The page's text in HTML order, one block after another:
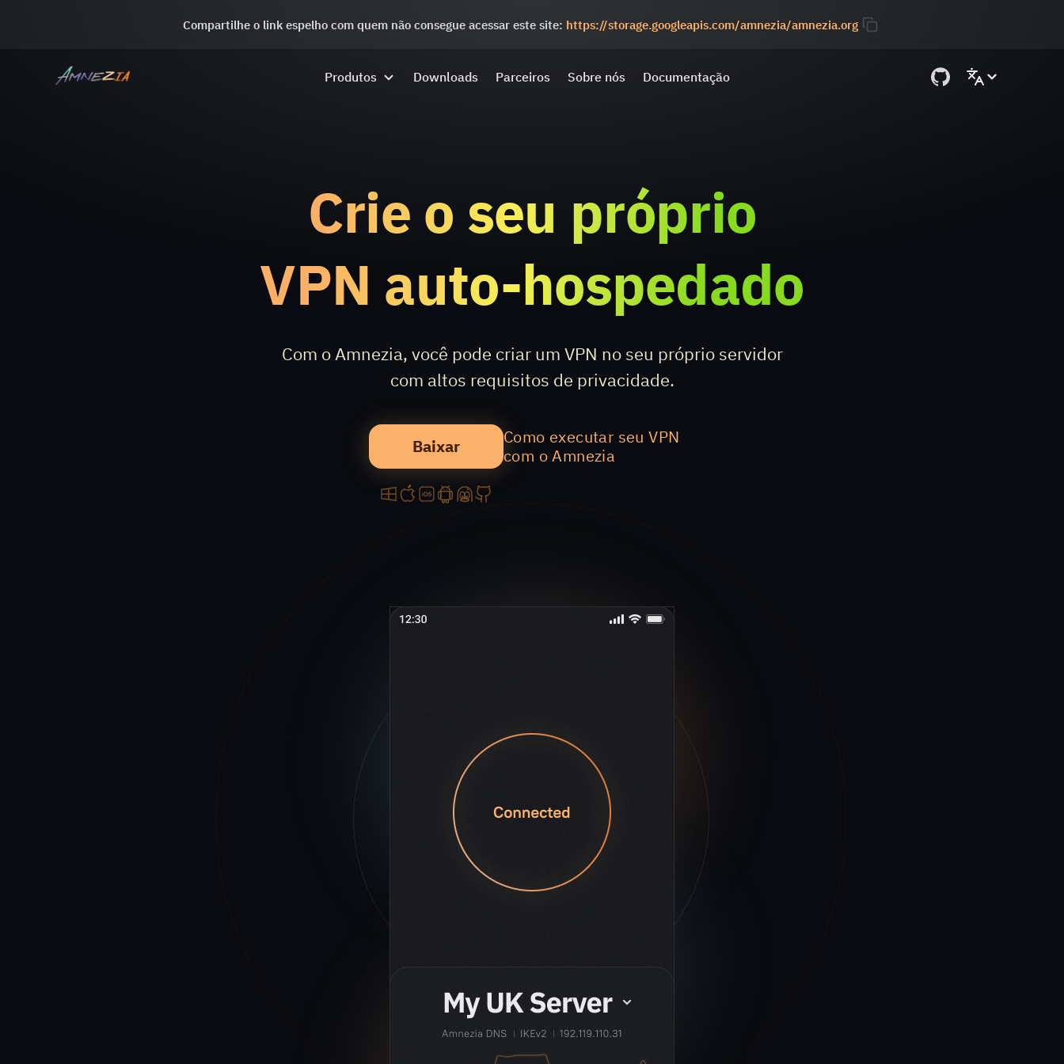
Compartilhe o link espelho com quem não consegue acessar este site: https://storage.googleapis.com/amnezia/amnezia.org
Produtos Downloads Parceiros Sobre nós Documentação
Crie o seu próprio
VPN auto-hospedado
Com o Amnezia, você pode criar um VPN no seu próprio servidor
com altos requisitos de privacidade.
Baixar
Como executar seu VPN
com o Amnezia